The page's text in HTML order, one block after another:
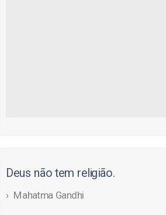
Deus não tem religião.
Mahatma Gandhi